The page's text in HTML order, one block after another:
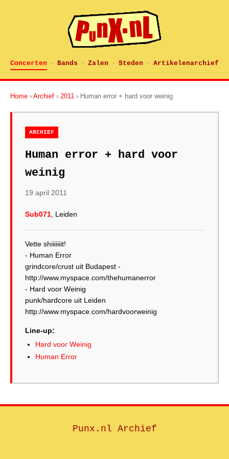
Concerten · Bands · Zalen · Steden · Artikelenarchief
Home › Archief › 2011 › Human error + hard voor weinig
ARCHIEF
Human error + hard voor
weinig
19 april 2011
Sub071 , Leiden
Vette shiiiiiiit!
- Human Error
grindcore/crust uit Budapest -
http://www.myspace.com/thehumanerror
- Hard voor Weinig
punk/hardcore uit Leiden
http://www.myspace.com/hardvoorweinig
Line-up:
Hard voor Weinig
Human Error
Punx.nl Archief